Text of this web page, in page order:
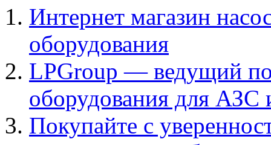
Интернет магазин
оборудования
LPGroup — ведущий
оборудования для АЗС
Покупайте с